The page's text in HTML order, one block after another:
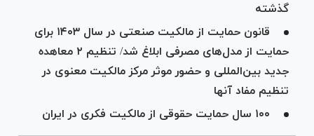
گذشته
قانون حمایت از مالکیت صنعتی در سال ۱۴۰۳ برای
حمایت از مدل‌های مصرفی ابلاغ شد/ تنظیم ۲ معاهده
جدید بین‌المللی و حضور موثر مرکز مالکیت معنوی در
تنظیم مفاد آنها
۱۰۰ سال حمایت حقوقی از مالکیت فکری در ایران